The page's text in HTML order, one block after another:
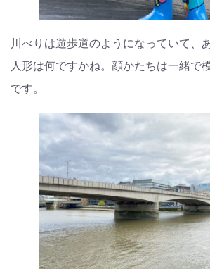
川べりは遊歩道のようになっていて、
人形は何ですかね。顔かたちは一緒で
です。